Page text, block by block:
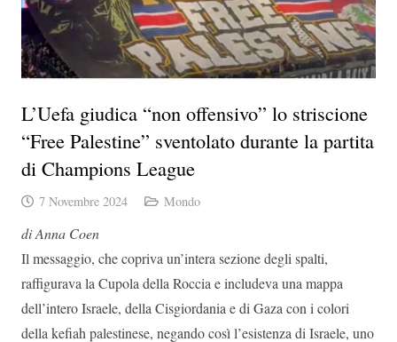
L’Uefa giudica “non offensivo” lo striscione
“Free Palestine” sventolato durante la partita
di Champions League
7 Novembre 2024 Mondo
di Anna Coen
Il messaggio, che copriva un’intera sezione degli spalti,
raffigurava la Cupola della Roccia e includeva una mappa
dell’intero Israele, della Cisgiordania e di Gaza con i colori
della kefiah palestinese, negando così l’esistenza di Israele, uno